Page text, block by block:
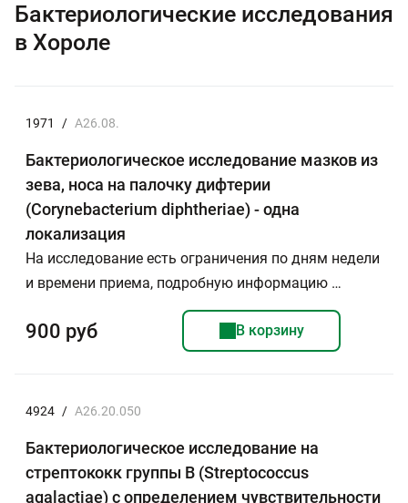
Бактериологические исследования
в Хороле
1971 / A26.08.
Бактериологическое исследование мазков из
зева, носа на палочку дифтерии
(Corynebacterium diphtheriae) - одна
локализация
На исследование есть ограничения по дням недели
и времени приема, подробную информацию …
900 руб В корзину
4924 / A26.20.050
Бактериологическое исследование на
стрептококк группы В (Streptococcus
agalactiae) с определением чувствительности